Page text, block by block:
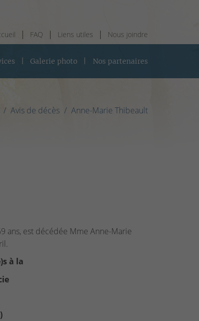
FAQ Liens utiles Nous joindre
Galerie photo Nos partenaires
Avis de décès Anne-Marie Thibeault
ans, est décédée Mme Anne-Marie
à la